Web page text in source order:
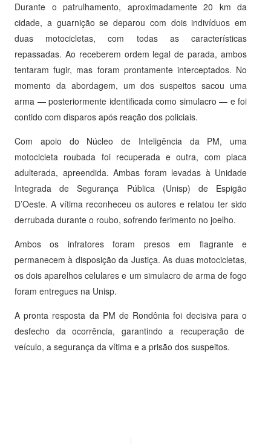
Durante o patrulhamento, aproximadamente 20 km da
cidade, a guarnição se deparou com dois indivíduos em
duas motocicletas, com todas as características
repassadas. Ao receberem ordem legal de parada, ambos
tentaram fugir, mas foram prontamente interceptados. No
momento da abordagem, um dos suspeitos sacou uma
arma — posteriormente identificada como simulacro — e foi
contido com disparos após reação dos policiais.
Com apoio do Núcleo de Inteligência da PM, uma
motocicleta roubada foi recuperada e outra, com placa
adulterada, apreendida. Ambas foram levadas à Unidade
Integrada de Segurança Pública (Unisp) de Espigão
D’Oeste. A vítima reconheceu os autores e relatou ter sido
derrubada durante o roubo, sofrendo ferimento no joelho.
Ambos os infratores foram presos em flagrante e
permanecem à disposição da Justiça. As duas motocicletas,
os dois aparelhos celulares e um simulacro de arma de fogo
foram entregues na Unisp.
A pronta resposta da PM de Rondônia foi decisiva para o
desfecho da ocorrência, garantindo a recuperação de
veículo, a segurança da vítima e a prisão dos suspeitos.